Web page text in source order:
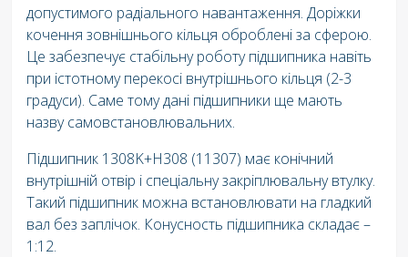
допустимого радіального навантаження. Доріжки
кочення зовнішнього кільця оброблені за сферою.
Це забезпечує стабільну роботу підшипника навіть
при істотному перекосі внутрішнього кільця (2-3
градуси). Саме тому дані підшипники ще мають
назву самовстановлювальних.
Підшипник 1308K+H308 (11307) має конічний
внутрішній отвір і спеціальну закріплювальну втулку.
Такий підшипник можна встановлювати на гладкий
вал без заплічок. Конусность підшипника складає –
1:12.